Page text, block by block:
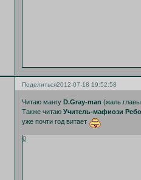
Поделиться2012-07-18 19:52:58
Читаю мангу D.Gray-man (жаль
Также читаю Учитель-мафиози
уже почти год витает
0